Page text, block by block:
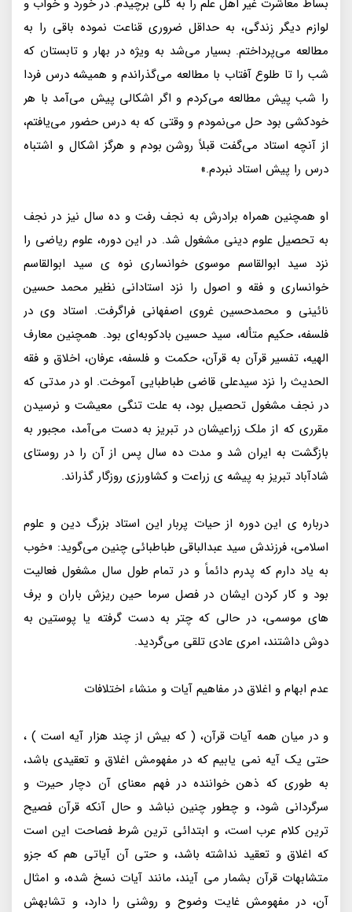
لوازم دیگر زندگی، به حداقل ضروری قناعت نموده باقی را به
مطالعه می‌پرداختم. بسیار می‌شد به ویژه در بهار و تابستان که
شب را تا طلوع آفتاب با مطالعه می‌گذراندم و همیشه درس فردا
را شب پیش مطالعه می‌کردم و اگر اشکالی پیش می‌آمد با هر
خودکشی بود حل می‌نمودم و وقتی که به درس حضور می‌یافتم،
از آنچه استاد می‌گفت قبلاً روشن بودم و هرگز اشکال و اشتباه
درس را پیش استاد نبردم.»
او همچنین همراه برادرش به نجف رفت و ده سال نیز در نجف
به تحصیل علوم دینی مشغول شد. در این دوره، علوم ریاضی را
نزد سید ابوالقاسم موسوی خوانساری نوه ی سید ابوالقاسم
خوانساری و فقه و اصول را نزد استادانی نظیر محمد حسین
نائینی و محمدحسین غروی اصفهانی فراگرفت. استاد وی در
فلسفه، حکیم متأله، سید حسین بادکوبه‌ای بود. همچنین معارف
الهیه، تفسیر قرآن به قرآن، حکمت و فلسفه، عرفان، اخلاق و فقه
الحدیث را نزد سیدعلی قاضی طباطبایی آموخت. او در مدتی که
در نجف مشغول تحصیل بود، به علت تنگی معیشت و نرسیدن
مقرری که از ملک زراعیشان در تبریز به دست می‌آمد، مجبور به
بازگشت به ایران شد و مدت ده سال پس از آن را در روستای
شادآباد تبریز به پیشه ی زراعت و کشاورزی روزگار گذراند.
درباره ی این دوره از حیات پربار این استاد بزرگ دین و علوم
اسلامی، فرزندش سید عبدالباقی طباطبائی چنین می‌گوید: «خوب
به یاد دارم که پدرم دائماً و در تمام طول سال مشغول فعالیت
بود و کار کردن ایشان در فصل سرما حین ریزش باران و برف
های موسمی، در حالی که چتر به دست گرفته یا پوستین به
دوش داشتند، امری عادی تلقی می‌گردید.
عدم ابهام و اغلاق در مفاهیم آیات و منشاء اختلافات
و در میان همه آیات قرآن، ( که بیش از چند هزار آیه است ) ،
حتی یک آیه نمی یابیم که در مفهومش اغلاق و تعقیدی باشد،
به طوری که ذهن خواننده در فهم معنای آن دچار حیرت و
سرگردانی شود، و چطور چنین نباشد و حال آنکه قرآن فصیح
ترین کلام عرب است، و ابتدائی ترین شرط فصاحت این است
که اغلاق و تعقید نداشته باشد، و حتی آن آیاتی هم که جزو
متشابهات قرآن بشمار می آیند، مانند آیات نسخ شده، و امثال
آن، در مفهومش غایت وضوح و روشنی را دارد، و تشابهش